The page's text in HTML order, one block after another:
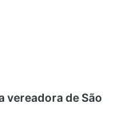
vereadora de São